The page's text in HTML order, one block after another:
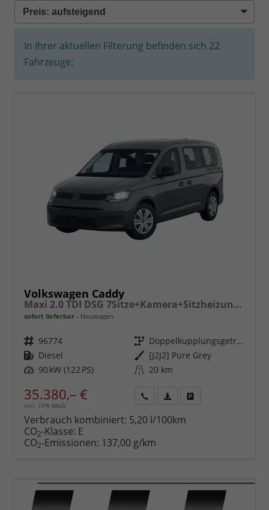
In Ihrer aktuellen Filterung befinden sich 22
Fahrzeuge:
Volkswagen Caddy
Maxi 2.0 TDI DSG 7Sitze+Kamera+Sitzheizung+PDC vo+hi+ACC+Climatronic
sofort lieferbar Neuwagen
Fahrzeugnr. 96774 Getriebe
Doppelkupplungsgetriebe (DSG)
Kraftstoff Diesel Außenfarbe [J2J2] Pure Grey
Leistung 90 kW (122 PS) Kilometerstand 20 km
35.380,– €
incl. 19% MwSt.
anfordern
Datei,
Verbrauch kombiniert: 5,20 l/100km
CO2-Klasse: E
CO2-Emissionen: 137,00 g/km